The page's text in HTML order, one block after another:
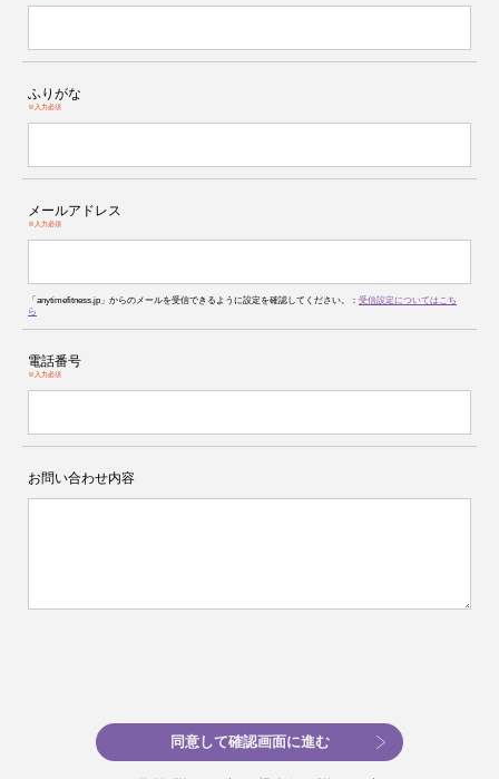
ふりがな
※入力必須
メールアドレス
※入力必須
「anytimefitness.jp」からのメールを受信できるように設定を確認してください。： 受信設定についてはこち
ら
電話番号
※入力必須
お問い合わせ内容